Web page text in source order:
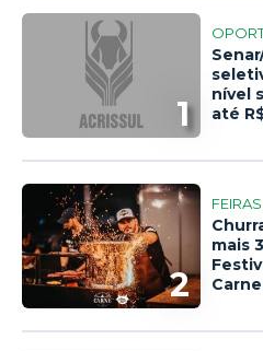
1
nível
até
2
mais